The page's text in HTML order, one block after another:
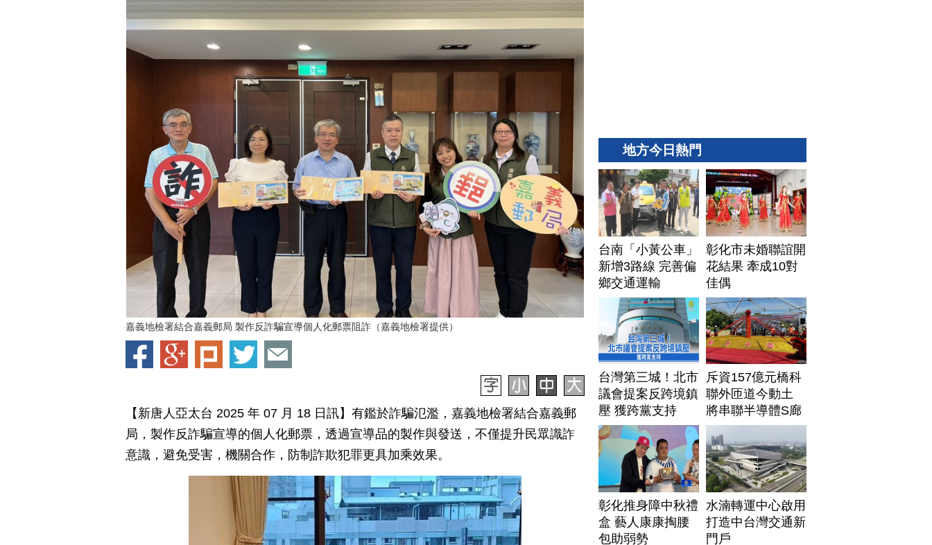
嘉義地檢署結合嘉義郵局 製作反詐騙宣導個人化郵票阻詐（嘉義地檢署提供）
【新唐人亞太台 2025 年 07 月 18 日訊】有鑑於詐騙氾濫，嘉義地檢署結合嘉義郵
局，製作反詐騙宣導的個人化郵票，透過宣導品的製作與發送，不僅提升民眾識詐
意識，避免受害，機關合作，防制詐欺犯罪更具加乘效果。
地方今日熱門
台南「小黃公車」
新增3路線 完善偏
鄉交通運輸
彰化市未婚聯誼開
花結果 牽成10對
佳偶
台灣第三城！北市
議會提案反跨境鎮
壓 獲跨黨支持
斥資157億元橋科
聯外匝道今動土
將串聯半導體S廊
帶
彰化推身障中秋禮
盒 藝人康康掏腰
包助弱勢
水湳轉運中心啟用
打造中台灣交通新
門戶